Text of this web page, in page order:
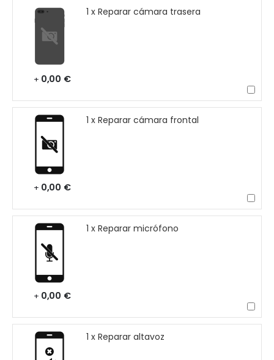
1 x Reparar cámara trasera
+ 0,00 €
1 x Reparar cámara frontal
+ 0,00 €
1 x Reparar micrófono
+ 0,00 €
1 x Reparar altavoz